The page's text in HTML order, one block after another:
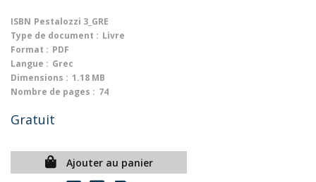
ISBN Pestalozzi 3_GRE
Type de document : Livre
Format : PDF
Langue : Grec
Dimensions : 1.18 MB
Nombre de pages : 74
Gratuit
Ajouter au panier